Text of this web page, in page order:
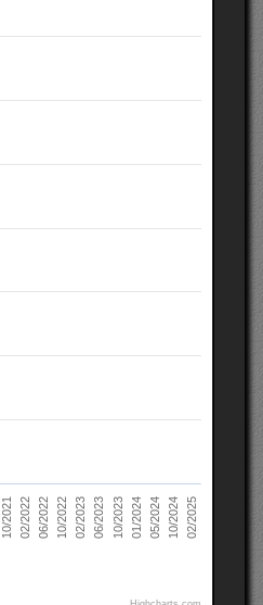
10/2021 02/2022 06/2022 10/2022 02/2023 06/2023 10/2023 01/2024 05/2024 10/2024 02/2025